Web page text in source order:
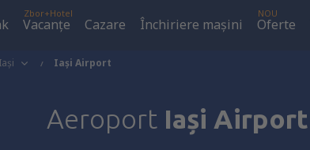
Zbor+Hotel
Vacanţe Cazare Închiriere mașini
NOU
Oferte
Iași Airport
Aeroport Iași Airport